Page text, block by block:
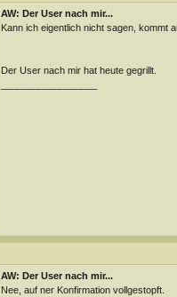
AW: Der User nach mir...
Kann ich eigentlich nicht sagen, kommt
Der User nach mir hat heute gegrillt.
AW: Der User nach mir...
Nee, auf ner Konfirmation vollgestopft.